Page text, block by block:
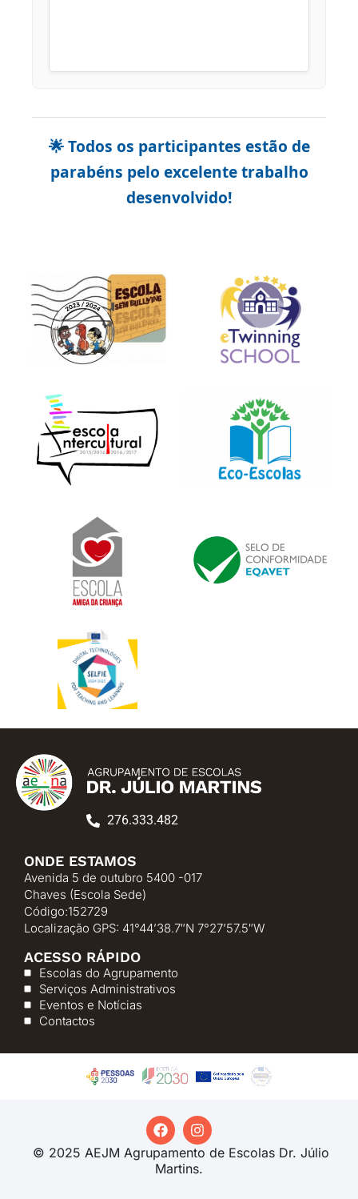
🌟 Todos os participantes estão de
parabéns pelo excelente trabalho
desenvolvido!
276.333.482
ONDE ESTAMOS
Avenida 5 de outubro 5400 -017
Chaves (Escola Sede)
Código:152729
Localização GPS: 41°44’38.7″N 7°27’57.5″W
ACESSO RÁPIDO
Escolas do Agrupamento
Serviços Administrativos
Eventos e Notícias
Contactos
© 2025 AEJM Agrupamento de Escolas Dr. Júlio
Martins.